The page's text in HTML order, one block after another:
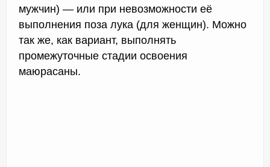
мужчин) — или при невозможности её
выполнения поза лука (для женщин). Можно
так же, как вариант, выполнять
промежуточные стадии освоения
маюрасаны.